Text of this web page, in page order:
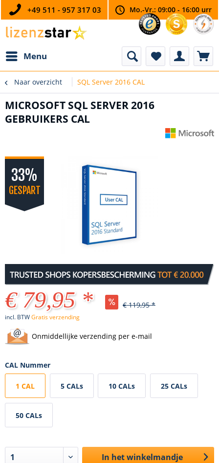
+49 511 - 957 317 03 Mo.-Vr.: 09:00 - 16:00 urr
Menu
Naar overzicht SQL Server 2016 CAL
MICROSOFT SQL SERVER 2016
GEBRUIKERS CAL
33%
GESPART
€ 79,95 * € 119,95 *
incl. BTWGratis verzending
Onmiddellijke verzending per e-mail
CAL Nummer
1 CAL 5 CALs 10 CALs 25 CALs
50 CALs
In het winkelmandje